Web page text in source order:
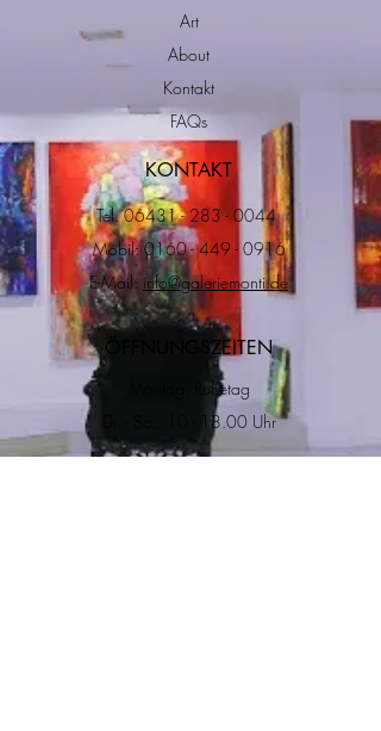
Art
About
Kontakt
FAQs
KONTAKT
Tel.06431 - 283 - 0044
Mobil:0160 - 449 - 0916
E-Mail: info@galeriemonti.de
ÖFFNUNGSZEITEN
Montag: Ruhetag
Di. - So.: 10 - 18.00 Uhr